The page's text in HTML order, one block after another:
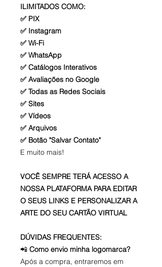
ILIMITADOS COMO:
✅ PIX
✅ Instagram
✅ Wi-Fi
✅ WhatsApp
✅ Catálogos Interativos
✅ Avaliações no Google
✅ Todas as Redes Sociais
✅ Sites
✅ Vídeos
✅ Arquivos
✅ Botão "Salvar Contato"
E muito mais!
VOCÊ SEMPRE TERÁ ACESSO A
NOSSA PLATAFORMA PARA EDITAR
O SEUS LINKS E PERSONALIZAR A
ARTE DO SEU CARTÃO VIRTUAL
DÚVIDAS FREQUENTES:
📲 Como envio minha logomarca?
Após a compra, entraremos em